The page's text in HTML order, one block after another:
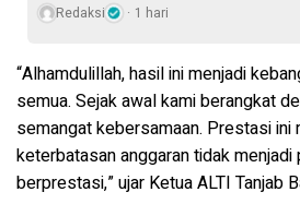
Redaksi 1 hari
“Alhamdulillah, hasil ini menjadi
semua. Sejak awal kami berangkat
semangat kebersamaan. Prestasi ini
keterbatasan anggaran tidak menjadi
berprestasi,” ujar Ketua ALTI Tanjab